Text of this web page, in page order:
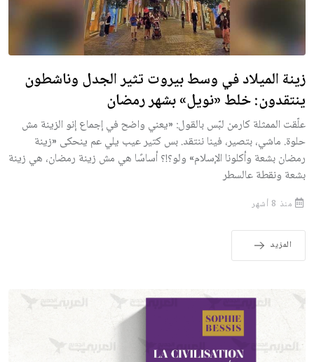
زينة الميلاد في وسط بيروت تثير الجدل وناشطون
ينتقدون: خلط «نويل» بشهر رمضان
علّقت الممثلة كارمن لبّس بالقول: «يعني واضح في إجماع إنو الزينة مش
حلوة. ماشي، بتصير، فينا ننتقد. بس كتير عيب يلي عم ينحكى «زينة
رمضان بشعة وأكلونا الإسلام» ولو؟!؟ أساسًا هي مش زينة رمضان، هي زينة
بشعة ونقطة عالسطر
منذ 8 أشهر
المزيد